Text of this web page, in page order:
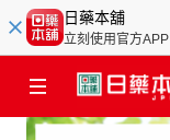
日藥本舖
立刻使用官方APP